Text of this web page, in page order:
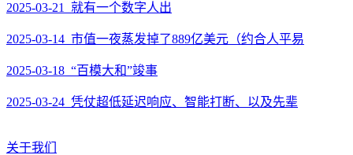
2025-03-21 就有一个数字人出
2025-03-14 市值一夜蒸发掉了889亿美元（约合人平易
2025-03-18 “百模大和”竣事
2025-03-24 凭仗超低延迟响应、智能打断、以及先辈
关于我们